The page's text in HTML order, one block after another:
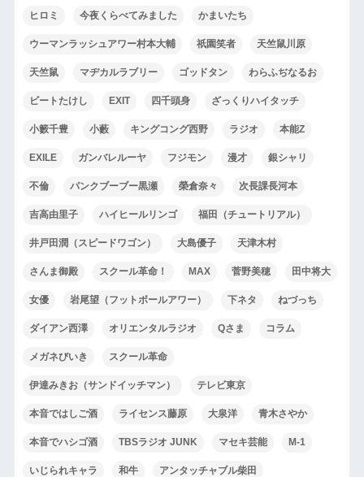
ヒロミ 今夜くらべてみました かまいたち
ウーマンラッシュアワー村本大輔 祇園笑者 天竺鼠川原
天竺鼠 マヂカルラブリー ゴッドタン わらふぢなるお
ビートたけし EXIT 四千頭身 ざっくりハイタッチ
小籔千豊 小藪 キングコング西野 ラジオ 本能Z
EXILE ガンバレルーヤ フジモン 漫才 銀シャリ
不倫 パンクブーブー黒瀬 榮倉奈々 次長課長河本
吉高由里子 ハイヒールリンゴ 福田（チュートリアル）
井戸田潤（スピードワゴン） 大島優子 天津木村
さんま御殿 スクール革命！ MAX 菅野美穂 田中将大
女優 岩尾望（フットボールアワー） 下ネタ ねづっち
ダイアン西澤 オリエンタルラジオ Qさま コラム
メガネびいき スクール革命
伊達みきお（サンドイッチマン） テレビ東京
本音ではしご酒 ライセンス藤原 大泉洋 青木さやか
本音でハシゴ酒 TBSラジオ JUNK マセキ芸能 M-1
いじられキャラ 和牛 アンタッチャブル柴田